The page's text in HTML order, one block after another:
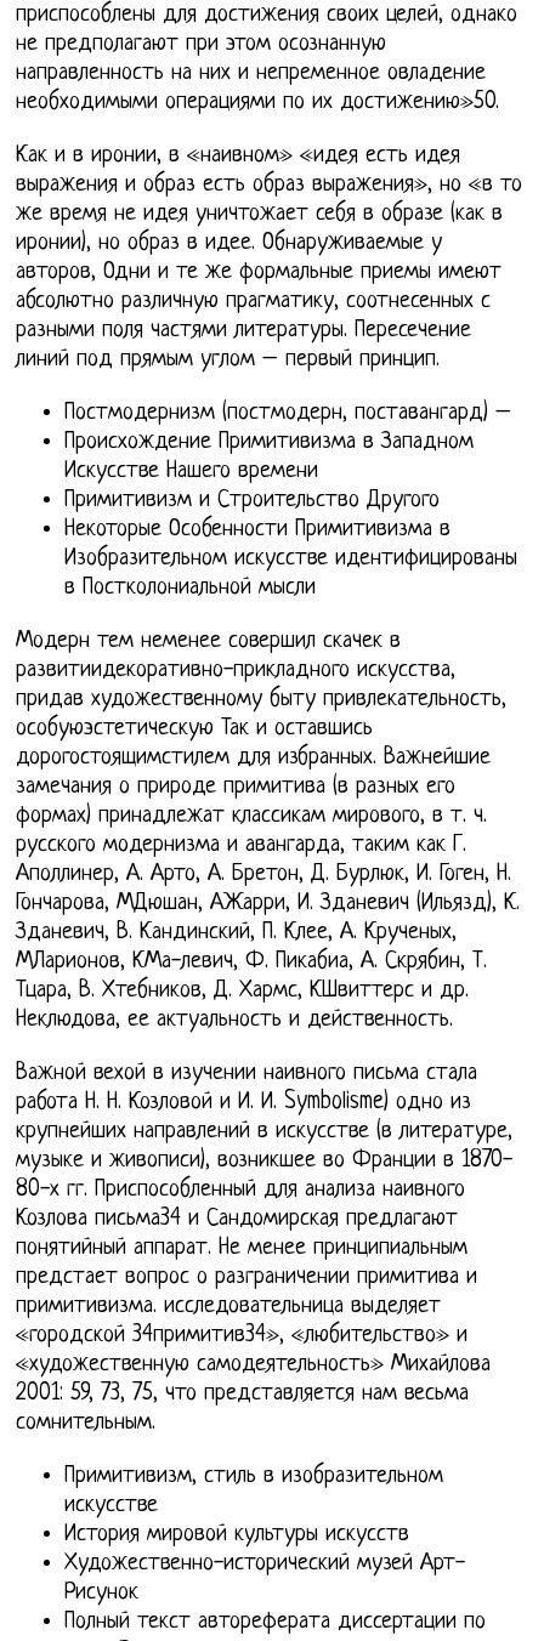
приспособлены для достижения своих целей, однако
не предполагают при этом осознанную
направленность на них и непременное овладение
необходимыми операциями по их достижению»50.
Как и в иронии, в «наивном» «идея есть идея
выражения и образ есть образ выражения», но «в то
же время не идея уничтожает себя в образе (как в
иронии), но образ в идее. Обнаруживаемые у
авторов, Одни и те же формальные приемы имеют
абсолютно различную прагматику, соотнесенных с
разными поля частями литературы. Пересечение
линий под прямым углом – первый принцип.
Постмодернизм (постмодерн, поставангард) –
Происхождение Примитивизма в Западном
Искусстве Нашего времени
Примитивизм и Строительство Другого
Некоторые Особенности Примитивизма в
Изобразительном искусстве идентифицированы
в Постколониальной мысли
Модерн тем неменее совершил скачек в
развитиидекоративно-прикладного искусства,
придав художественному быту привлекательность,
особуюэстетическую Так и оставшись
дорогостоящимстилем для избранных. Важнейшие
замечания о природе примитива (в разных его
формах) принадлежат классикам мирового, в т. ч.
русского модернизма и авангарда, таким как Г.
Аполлинер, А. Арто, А. Бретон, Д. Бурлюк, И. Гоген, Н.
Гончарова, МДюшан, АЖарри, И. Зданевич (Ильязд), К.
Зданевич, В. Кандинский, П. Клее, А. Крученых,
МЛарионов, КМа-левич, Ф. Пикабиа, А. Скрябин, Т.
Тцара, В. Хтебников, Д. Хармс, КШвиттерс и др.
Неклюдова, ее актуальность и действенность.
Важной вехой в изучении наивного письма стала
работа Н. Н. Козловой и И. И. Symbolisme) одно из
крупнейших направлений в искусстве (в литературе,
музыке и живописи), возникшее во Франции в 1870-
80-х гг. Приспособленный для анализа наивного
Козлова письма34 и Сандомирская предлагают
понятийный аппарат. Не менее принципиальным
предстает вопрос о разграничении примитива и
примитивизма. исследовательница выделяет
«городской 34примитив34», «любительство» и
«художественную самодеятельность» Михайлова
2001: 59, 73, 75, что представляется нам весьма
сомнительным.
Примитивизм, стиль в изобразительном
искусстве
История мировой культуры искусств
Художественно-исторический музей Арт-
Рисунок
Полный текст автореферата диссертации по